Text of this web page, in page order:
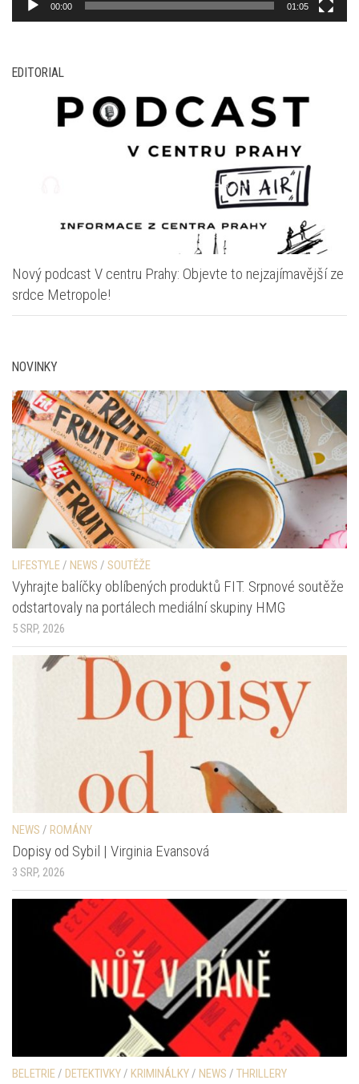
00:00 01:05
EDITORIAL
Nový podcast V centru Prahy: Objevte to nejzajímavější ze
srdce Metropole!
NOVINKY
LIFESTYLE/ NEWS / SOUTĚŽE
Vyhrajte balíčky oblíbených produktů FIT. Srpnové soutěže
odstartovaly na portálech mediální skupiny HMG
5 SRP, 2026
NEWS / ROMÁNY
Dopisy od Sybil | Virginia Evansová
3 SRP, 2026
BELETRIE / DETEKTIVKY / KRIMINÁLKY / NEWS / THRILLERY